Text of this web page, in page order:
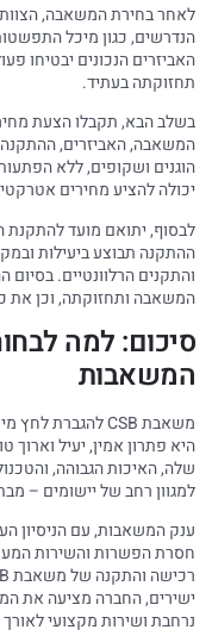
לאחר בחירת המשאבה, הצוות
הנדרשים, כגון מיכל
האביזרים הנכונים יבטיחו
תחזוקתה בעתיד.
בשלב הבא, תקבלו הצעת
המשאבה, האביזרים,
הוגנים ושקופים, ללא
יכולה להציע מחירים
לבסוף, יתואם מועד
ההתקנה תבוצע ביעילות
והתקנים הרלוונטיים.
המשאבה ותחזוקתה, וכן את
המשאבות
היא פתרון אמין, יעיל
שלה, האיכות הגבוהה,
למגוון רחב של יישומים –
חסרת הפשרות והשירות
ישירים, החברה מציעה את
נרחבת ושירות מקצועי